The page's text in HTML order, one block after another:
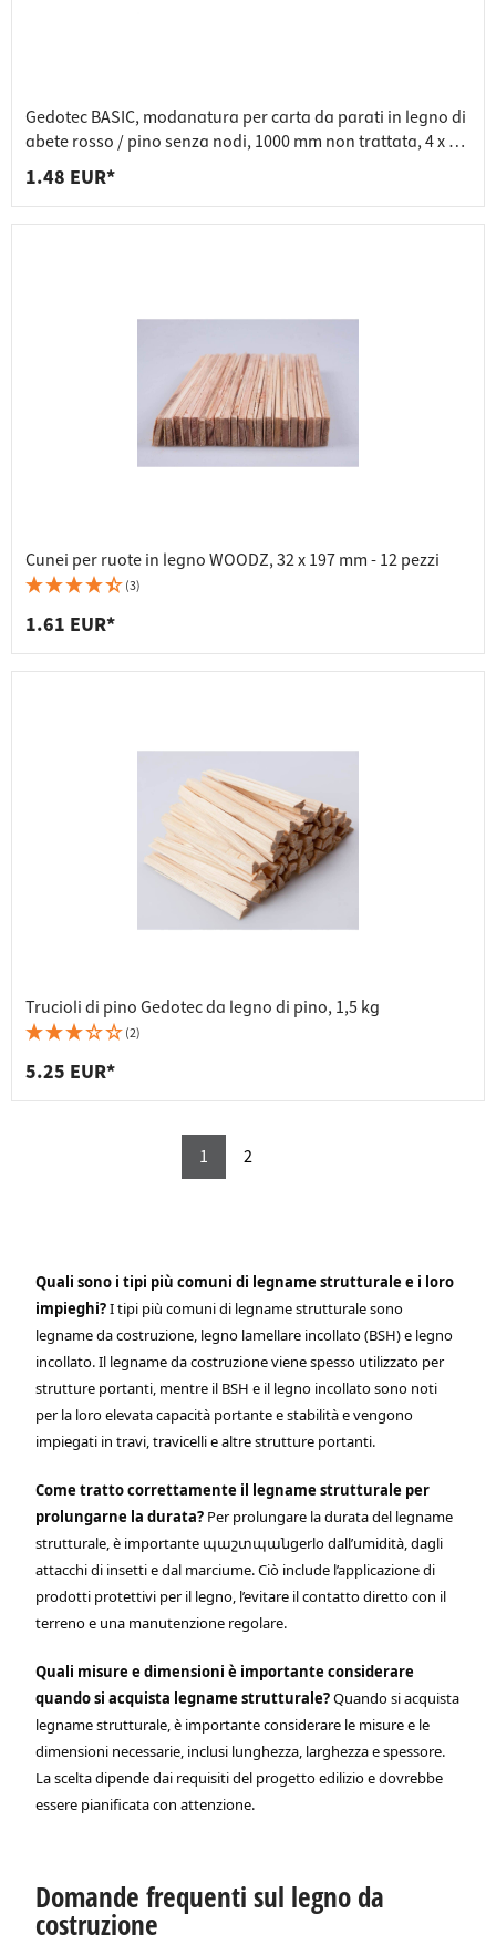
Gedotec BASIC, modanatura per carta da parati in legno di
abete rosso / pino senza nodi, 1000 mm non trattata, 4 x 19
x 1000 mm
1.48 EUR*
Cunei per ruote in legno WOODZ, 32 x 197 mm - 12 pezzi
(3)
1.61 EUR*
Trucioli di pino Gedotec da legno di pino, 1,5 kg
(2)
5.25 EUR*
1 2
Quali sono i tipi più comuni di legname strutturale e i loro
impieghi?I tipi più comuni di legname strutturale sono
legname da costruzione, legno lamellare incollato (BSH) e legno
incollato. Il legname da costruzione viene spesso utilizzato per
strutture portanti, mentre il BSH e il legno incollato sono noti
per la loro elevata capacità portante e stabilità e vengono
impiegati in travi, travicelli e altre strutture portanti.
Come tratto correttamente il legname strutturale per
prolungarne la durata? Per prolungare la durata del legname
strutturale, è importante պաշտպանgerlo dall’umidità, dagli
attacchi di insetti e dal marciume. Ciò include l’applicazione di
prodotti protettivi per il legno, l’evitare il contatto diretto con il
terreno e una manutenzione regolare.
Quali misure e dimensioni è importante considerare
quando si acquista legname strutturale?Quando si acquista
legname strutturale, è importante considerare le misure e le
dimensioni necessarie, inclusi lunghezza, larghezza e spessore.
La scelta dipende dai requisiti del progetto edilizio e dovrebbe
essere pianificata con attenzione.
Domande frequenti sul legno da
costruzione